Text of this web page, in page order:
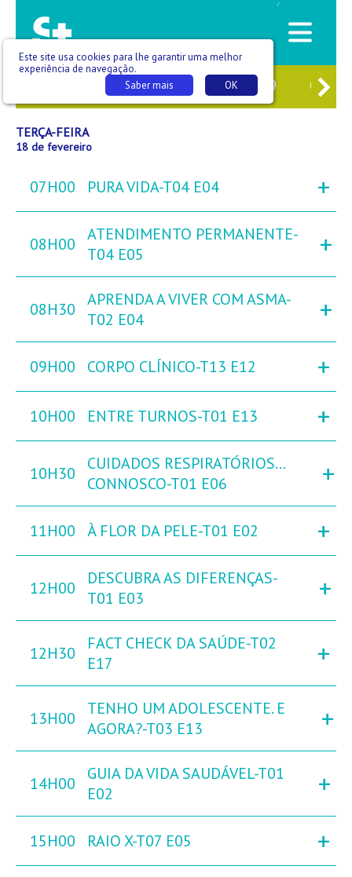
/
TER18 QUA 19 QUI
TERÇA-FEIRA
18 de fevereiro
07H00 PURA VIDA-T04 E04 +
08H00
ATENDIMENTO PERMANENTE-
T04 E05
+
08H30
APRENDA A VIVER COM ASMA-
T02 E04
+
09H00 CORPO CLÍNICO-T13 E12 +
10H00 ENTRE TURNOS-T01 E13 +
10H30
CUIDADOS RESPIRATÓRIOS…
CONNOSCO-T01 E06
+
11H00 À FLOR DA PELE-T01 E02 +
12H00
DESCUBRA AS DIFERENÇAS-
T01 E03
+
12H30
FACT CHECK DA SAÚDE-T02
E17
+
13H00
TENHO UM ADOLESCENTE. E
AGORA?-T03 E13
+
14H00
GUIA DA VIDA SAUDÁVEL-T01
E02
+
15H00 RAIO X-T07 E05 +
Este site usa cookies para lhe garantir uma melhor
experiência de navegação.
OK
Saber mais